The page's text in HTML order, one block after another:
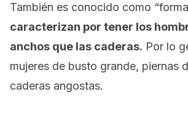
También es conocido como
caracterizan por tener los
anchos que las caderas. Por lo
mujeres de busto grande, piernas
caderas angostas.